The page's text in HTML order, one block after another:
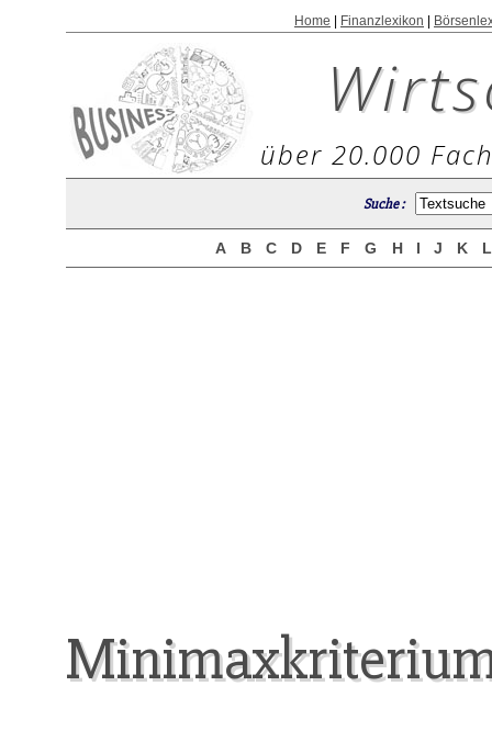
Home Finanzlexikon
über 20.000
Suche :
A B C D E F G H I J K